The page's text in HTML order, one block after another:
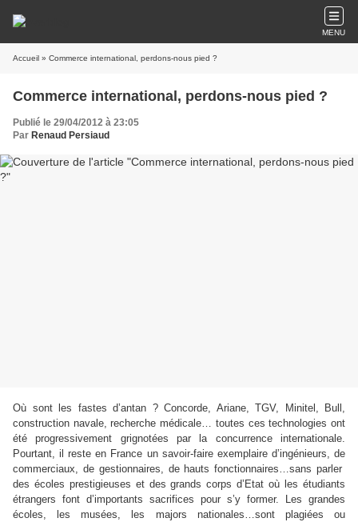
MENU
Accueil » Commerce international, perdons-nous pied ?
Commerce international, perdons-nous pied ?
Publié le 29/04/2012 à 23:05
Par Renaud Persiaud
Où sont les fastes d’antan ? Concorde, Ariane, TGV, Minitel, Bull,
construction navale, recherche médicale… toutes ces technologies ont
été progressivement grignotées par la concurrence internationale.
Pourtant, il reste en France un savoir-faire exemplaire d’ingénieurs, de
commerciaux, de gestionnaires, de hauts fonctionnaires…sans parler
des écoles prestigieuses et des grands corps d’Etat où les étudiants
étrangers font d’importants sacrifices pour s’y former. Les grandes
écoles, les musées, les majors nationales…sont plagiées ou